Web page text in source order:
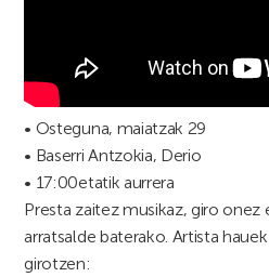
• Osteguna, maiatzak 29
• Baserri Antzokia, Derio
• 17:00etatik aurrera
Presta zaitez musikaz, giro onez
arratsalde baterako. Artista
girotzen: